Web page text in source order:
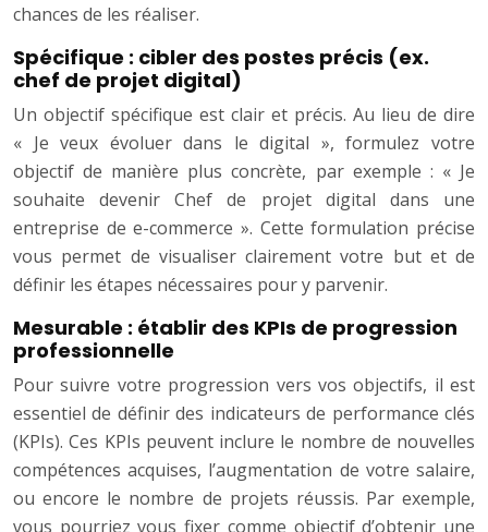
chances de les réaliser.
Spécifique : cibler des postes précis (ex.
chef de projet digital)
Un objectif spécifique est clair et précis. Au lieu de dire
« Je veux évoluer dans le digital », formulez votre
objectif de manière plus concrète, par exemple : « Je
souhaite devenir Chef de projet digital dans une
entreprise de e-commerce ». Cette formulation précise
vous permet de visualiser clairement votre but et de
définir les étapes nécessaires pour y parvenir.
Mesurable : établir des KPIs de progression
professionnelle
Pour suivre votre progression vers vos objectifs, il est
essentiel de définir des indicateurs de performance clés
(KPIs). Ces KPIs peuvent inclure le nombre de nouvelles
compétences acquises, l’augmentation de votre salaire,
ou encore le nombre de projets réussis. Par exemple,
vous pourriez vous fixer comme objectif d’obtenir une